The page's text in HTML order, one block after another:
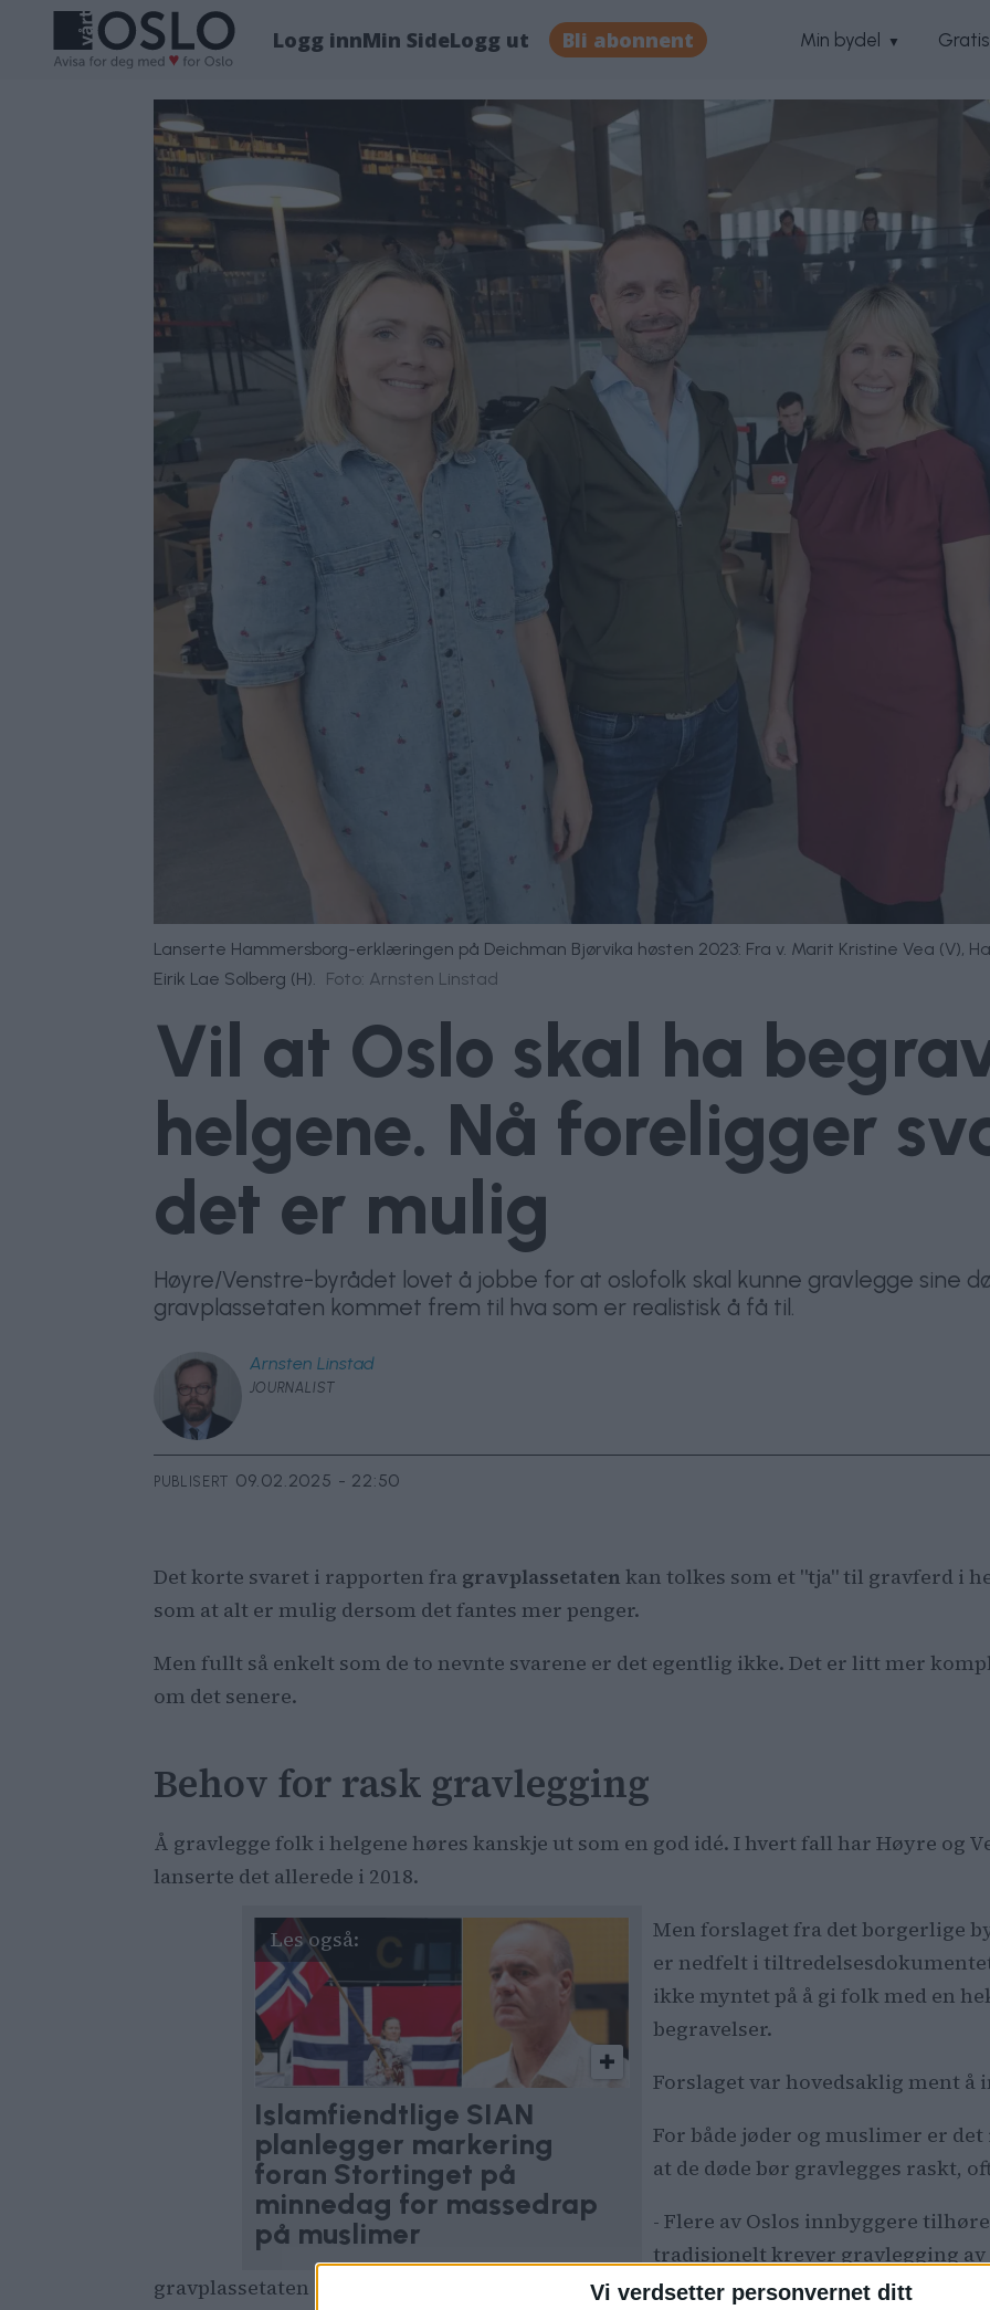
Vi verdsetter personvernet ditt
Logg innMin SideLogg ut Bli abonnent Min bydel
Lanserte Hammersborg-erklæringen på Deichman Bjørvika høsten 2023: Fra v. Marit Kristine Vea (V),
Eirik Lae Solberg (H). Foto: Arnsten Linstad
Vil at Oslo skal ha
helgene. Nå foreligger
det er mulig
Høyre/Venstre-byrådet lovet å jobbe for at oslofolk skal kunne gravlegge sine
gravplassetaten kommet frem til hva som er realistisk å få til.
Arnsten Linstad
JOURNALIST
PUBLISERT 09.02.2025 - 22:50
Det korte svaret i rapporten fra gravplassetaten kan tolkes som et "tja" til gravferd i
som at alt er mulig dersom det fantes mer penger.
Men fullt så enkelt som de to nevnte svarene er det egentlig ikke. Det er litt mer
om det senere.
Behov for rask gravlegging
Å gravlegge folk i helgene høres kanskje ut som en god idé. I hvert fall har Høyre og
lanserte det allerede i 2018.
Islamfiendtlige SIAN
planlegger markering
foran Stortinget på
minnedag for massedrap
på muslimer
Men forslaget fra det borgerlige
er nedfelt i
ikke myntet på å gi folk med en
begravelser.
Forslaget var hovedsaklig ment
For både jøder og muslimer er
at de døde bør gravlegges raskt,
- Flere av Oslos innbyggere
tradisjonelt krever gravlegging
gravplassetaten i rapporten.